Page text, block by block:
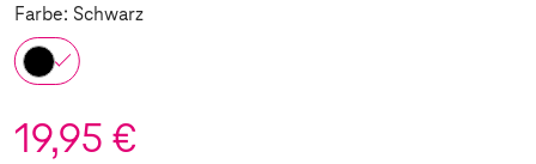
Farbe: Schwarz
19,95 €